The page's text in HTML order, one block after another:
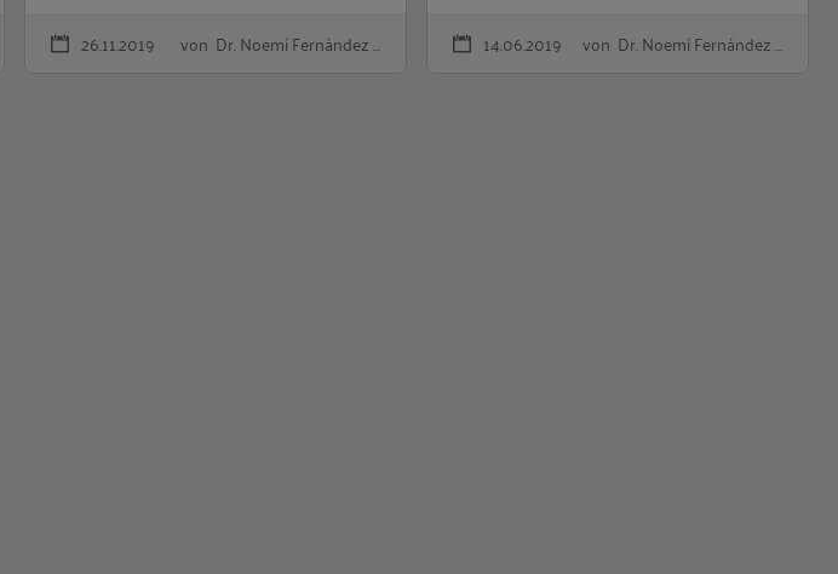
26.11.2019 von Dr. Noemí Fernández … 14.06.2019 von Dr. Noemí Fernández …